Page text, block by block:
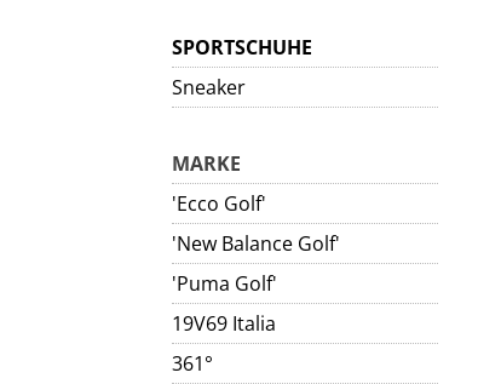
SPORTSCHUHE
Sneaker
MARKE
'Ecco Golf'
'New Balance Golf'
'Puma Golf'
19V69 Italia
361°